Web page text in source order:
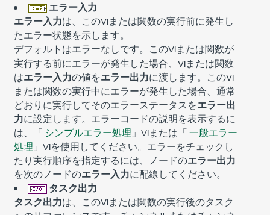
エラー入力 —
エラー入力は、このVIまたは関数の実行前に発生し
たエラー状態を示します。
デフォルトはエラーなしです。このVIまたは関数が
実行する前にエラーが発生した場合、VIまたは関数
はエラー入力の値をエラー出力に渡します。このVI
または関数の実行中にエラーが発生した場合、通常
どおりに実行してそのエラーステータスをエラー出
力に設定します。エラーコードの説明を表示するに
は、「 シンプルエラー処理 」VIまたは「一般エラー
処理 」VIを使用してください。エラーをチェックし
たり実行順序を指定するには、ノードのエラー出力
を次のノードのエラー入力に配線してください。
タスク出力 —
タスク出力は、このVIまたは関数の実行後のタスク